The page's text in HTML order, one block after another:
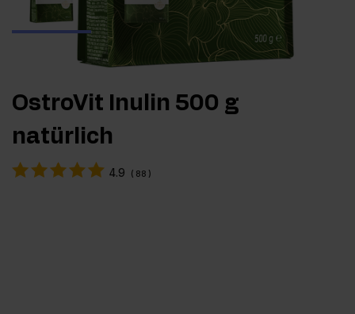
OstroVit Inulin 500 g
natürlich
4.9 ( 88 )